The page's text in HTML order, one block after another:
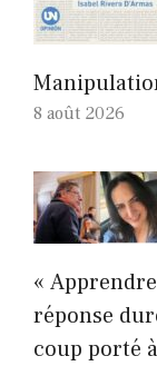
8 août 2026
«
réponse
coup porté